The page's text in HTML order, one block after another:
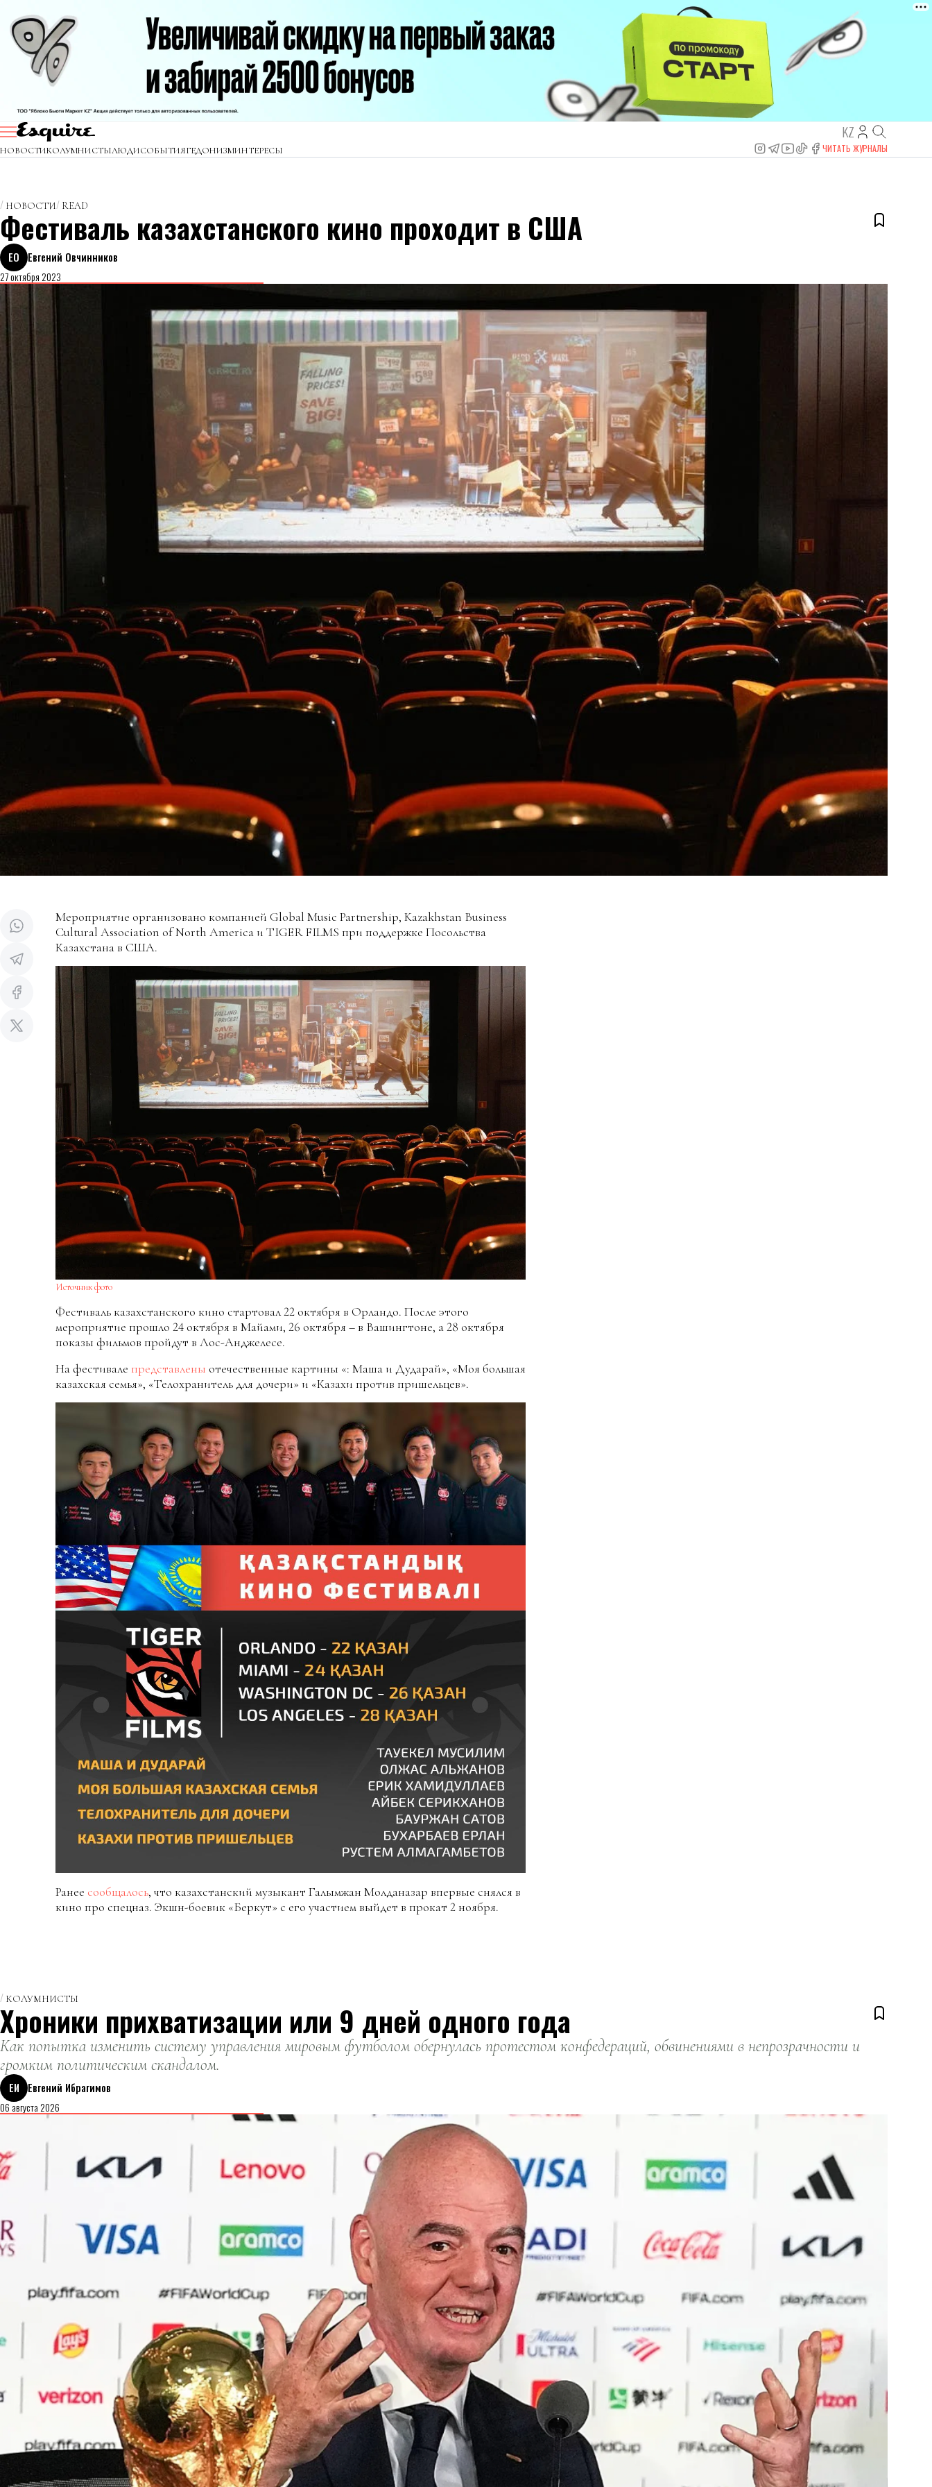
KZ
НОВОСТИКОЛУМНИСТЫЛЮДИСОБЫТИЯГЕДОНИЗМИНТЕРЕСЫ ЧИТАТЬ ЖУРНАЛЫ
НОВОСТИ READ
Фестиваль казахстанского кино проходит в США
ЕО
Евгений Овчинников
27 октября 2023
Мероприятие организовано компанией Global Music Partnership, Kazakhstan Business
Cultural Association of North America и TIGER FILMS при поддержке Посольства
Казахстана в США.
Источник фото
Фестиваль казахстанского кино стартовал 22 октября в Орландо. После этого
мероприятие прошло 24 октября в Майами, 26 октября – в Вашингтоне, а 28 октября
показы фильмов пройдут в Лос-Анджелесе.
На фестивале представлены отечественные картины «: Маша и Дударай», «Моя большая
казахская семья», «Телохранитель для дочери» и «Казахи против пришельцев».
Ранее сообщалось, что казахстанский музыкант Галымжан Молданазар впервые снялся в
кино про спецназ. Экшн-боевик «Беркут» с его участием выйдет в прокат 2 ноября.
КОЛУМНИСТЫ
Хроники прихватизации или 9 дней одного года
Как попытка изменить систему управления мировым футболом обернулась протестом конфедераций, обвинениями в непрозрачности и
громким политическим скандалом.
ЕИ
Евгений Ибрагимов
06 августа 2026